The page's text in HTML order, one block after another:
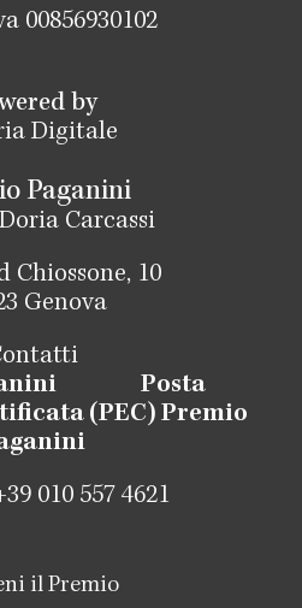
00856930102
by
Digitale
Paganini
Carcassi
Chiossone, 10
Genova
Posta
(PEC) Premio
010 557 4621
il Premio